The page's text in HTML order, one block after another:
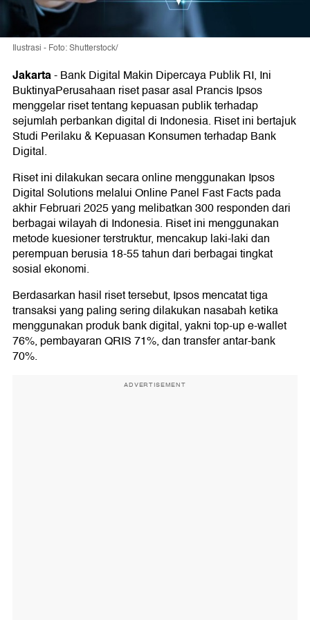
Ilustrasi - Foto: Shutterstock/
Jakarta-Bank Digital Makin Dipercaya Publik RI, Ini
BuktinyaPerusahaan riset pasar asal Prancis Ipsos
menggelar riset tentang kepuasan publik terhadap
sejumlah perbankan digital di Indonesia. Riset ini bertajuk
Studi Perilaku & Kepuasan Konsumen terhadap Bank
Digital.
Riset ini dilakukan secara online menggunakan Ipsos
Digital Solutions melalui Online Panel Fast Facts pada
akhir Februari 2025 yang melibatkan 300 responden dari
berbagai wilayah di Indonesia. Riset ini menggunakan
metode kuesioner terstruktur, mencakup laki-laki dan
perempuan berusia 18-55 tahun dari berbagai tingkat
sosial ekonomi.
Berdasarkan hasil riset tersebut, Ipsos mencatat tiga
transaksi yang paling sering dilakukan nasabah ketika
menggunakan produk bank digital, yakni top-up e-wallet
76%, pembayaran QRIS 71%, dan transfer antar-bank
70%.
ADVERTISEMENT